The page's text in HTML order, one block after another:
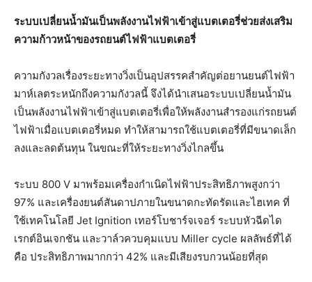
ระบบเปลี่ยนน้ำมันเป็นพลังงานไฟฟ้าเข้าสู่แบตเตอรี่ช่วยส่งเสริม
ความก้าวหน้าของรถยนต์ไฟฟ้าแบตเตอรี่
ความกังวลเรื่องระยะทางวิ่งเป็นอุปสรรคสำคัญต่อยานยนต์ไฟฟ้า
มาห์เลตระหนักถึงความกังวลนี้ จึงได้นำเสนอระบบเปลี่ยนน้ำมัน
เป็นพลังงานไฟฟ้าเข้าสู่แบตเตอรี่เพื่อให้พลังงานสำรองแก่รถยนต์
ไฟฟ้าเมื่อแบตเตอรี่หมด ทำให้สามารถใช้แบตเตอรี่ที่มีขนาดเล็ก
ลงและลดต้นทุน ในขณะที่ให้ระยะทางวิ่งไกลขึ้น
ระบบ 800 V มาพร้อมเครื่องกำเนิดไฟฟ้าประสิทธิภาพสูงกว่า
97% และเครื่องยนต์สันดาปภายในขนาดกะทัดรัดและไฮเทค ที่
ใช้เทคโนโลยี Jet Ignition เทอร์โบชาร์จเจอร์ ระบบหัวฉีดได
เรกต์อินเจกชัน และวาล์วควบคุมแบบ Miller cycle ผลลัพธ์ที่ได้
คือ ประสิทธิภาพมากกว่า 42% และมีเสียงรบกวนน้อยที่สุด